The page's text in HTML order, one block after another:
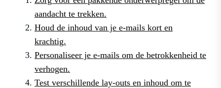
aandacht te trekken.
Houd de inhoud van je e-mails kort en
krachtig.
Personaliseer je e-mails om de betrokkenheid te
verhogen.
Test verschillende lay-outs en inhoud om te